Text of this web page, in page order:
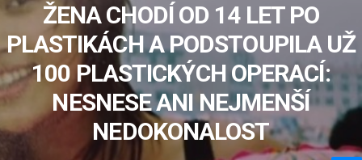
ŽENA CHODÍ OD 14 LET PO
PLASTIKÁCH A PODSTOUPILA UŽ
100 PLASTICKÝCH OPERACÍ:
NESNESE ANI NEJMENŠÍ
NEDOKONALOST